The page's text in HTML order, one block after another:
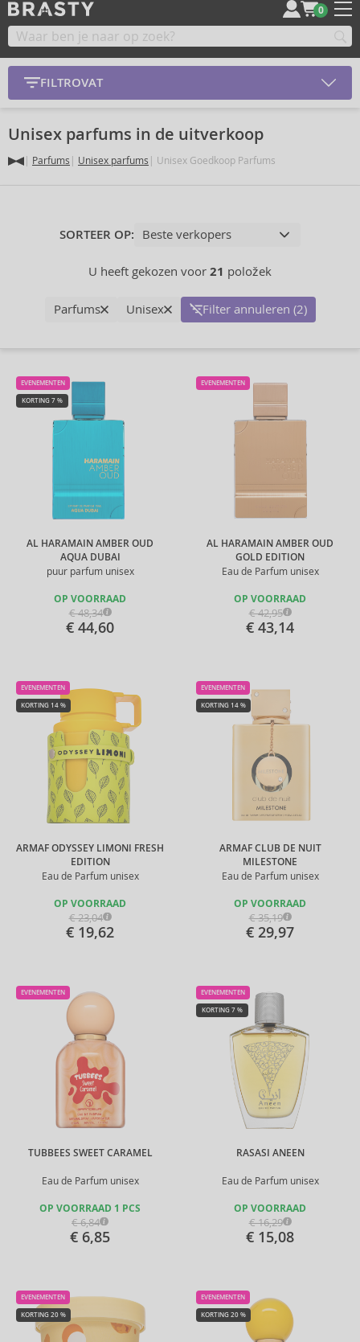
0
FILTROVAT
Unisex parfums in de uitverkoop
Parfums Unisex parfums Unisex Goedkoop Parfums
SORTEER OP:
U heeft gekozen voor 21 položek
Parfums Unisex Filter annuleren (2)
AL HARAMAIN AMBER OUD
AQUA DUBAI
puur parfum unisex
EVENEMENTEN
KORTING 7 %
OP VOORRAAD
€ 48,34
€ 44,60
AL HARAMAIN AMBER OUD
GOLD EDITION
Eau de Parfum unisex
EVENEMENTEN
OP VOORRAAD
€ 42,95
€ 43,14
ARMAF ODYSSEY LIMONI FRESH
EDITION
Eau de Parfum unisex
EVENEMENTEN
KORTING 14 %
OP VOORRAAD
€ 23,04
€ 19,62
ARMAF CLUB DE NUIT
MILESTONE
Eau de Parfum unisex
EVENEMENTEN
KORTING 14 %
OP VOORRAAD
€ 35,19
€ 29,97
TUBBEES SWEET CARAMEL
Eau de Parfum unisex
EVENEMENTEN
OP VOORRAAD 1 PCS
€ 6,84
€ 6,85
RASASI ANEEN
Eau de Parfum unisex
EVENEMENTEN
KORTING 7 %
OP VOORRAAD
€ 16,29
€ 15,08
EVENEMENTEN
KORTING 20 %
EVENEMENTEN
KORTING 20 %